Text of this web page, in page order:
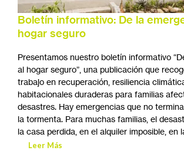
Boletín informativo: De la
hogar seguro
Presentamos nuestro boletín informativo
al hogar seguro”, una publicación que
trabajo en recuperación, resiliencia
habitacionales duraderas para familias
desastres. Hay emergencias que no
la tormenta. Para muchas familias, el
la casa perdida, en el alquiler imposible, en
Leer Más